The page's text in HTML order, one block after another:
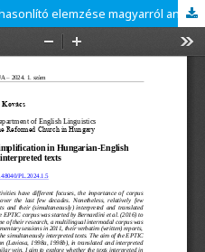
A lexikai egyszerűsítés összehasonlító elemzése magyarról angolra fordított és tolmácsolt szövegeken